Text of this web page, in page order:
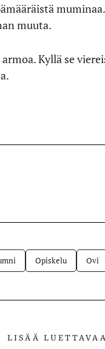
muuta.
Kyllä se
Opiskelu Ovi
LISÄÄ LUETTAVAA